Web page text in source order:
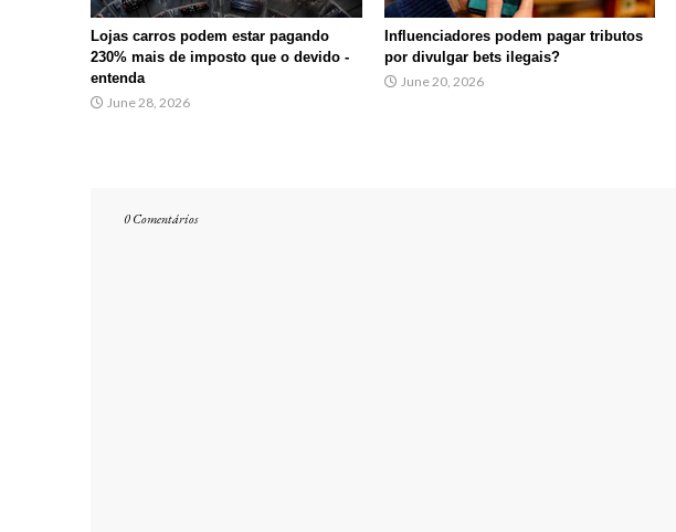
Lojas carros podem estar pagando
230% mais de imposto que o devido -
entenda
June 28, 2026
Influenciadores podem pagar tributos
por divulgar bets ilegais?
June 20, 2026
0 Comentários